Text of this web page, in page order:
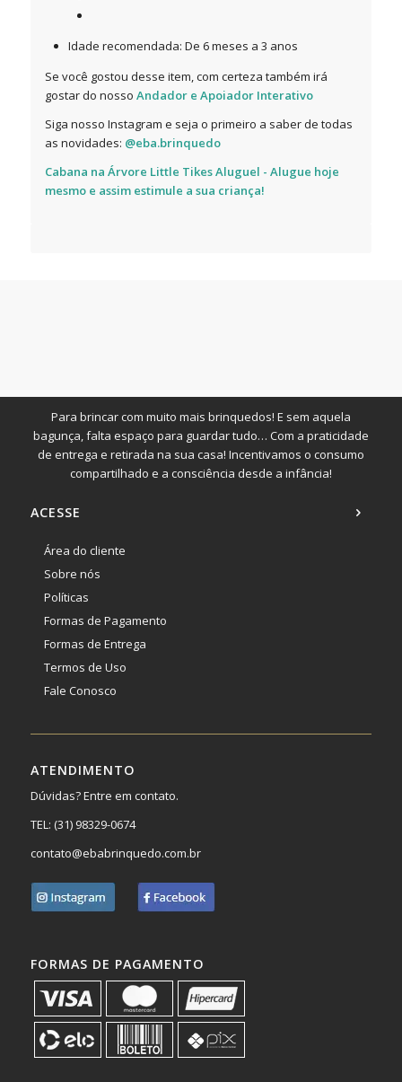
Idade recomendada: De 6 meses a 3 anos
Se você gostou desse item, com certeza também irá
gostar do nosso Andador e Apoiador Interativo
Siga nosso Instagram e seja o primeiro a saber de todas
as novidades: @eba.brinquedo
Cabana na Árvore Little Tikes Aluguel - Alugue hoje
mesmo e assim estimule a sua criança!
Para brincar com muito mais brinquedos! E sem aquela
bagunça, falta espaço para guardar tudo… Com a praticidade
de entrega e retirada na sua casa! Incentivamos o consumo
compartilhado e a consciência desde a infância!
ACESSE
Área do cliente
Sobre nós
Políticas
Formas de Pagamento
Formas de Entrega
Termos de Uso
Fale Conosco
ATENDIMENTO
Dúvidas? Entre em contato.
TEL: (31) 98329-0674
contato@ebabrinquedo.com.br
FORMAS DE PAGAMENTO